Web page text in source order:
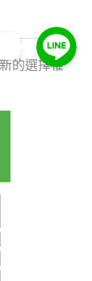
的選擇權